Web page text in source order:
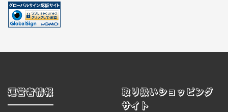
運営者情報
取り扱いショッピング
サイト